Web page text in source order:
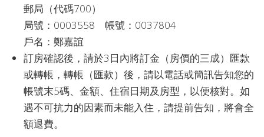
郵局（代碼700）
局號：0003558 帳號：0037804
戶名：鄭嘉誼
訂房確認後，請於3日內將訂金（房價的三成）匯款
或轉帳，轉帳（匯款）後，請以電話或簡訊告知您的
帳號末5碼、金額、住宿日期及房型，以便核對。如
遇不可抗力的因素而未能入住，請提前告知，將會全
額退費。